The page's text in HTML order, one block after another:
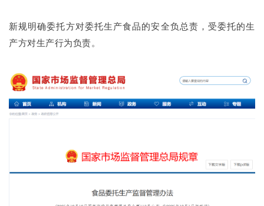
新规明确委托方对委托生产食品的安全负总责，受委托的生
产方对生产行为负责。